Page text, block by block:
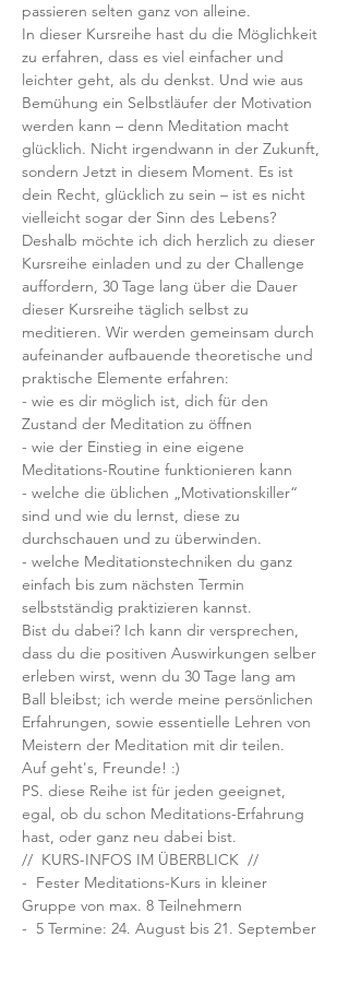
passieren selten ganz von alleine.
In dieser Kursreihe hast du die Möglichkeit
zu erfahren, dass es viel einfacher und
leichter geht, als du denkst. Und wie aus
Bemühung ein Selbstläufer der Motivation
werden kann – denn Meditation macht
glücklich. Nicht irgendwann in der Zukunft,
sondern Jetzt in diesem Moment. Es ist
dein Recht, glücklich zu sein – ist es nicht
vielleicht sogar der Sinn des Lebens?
Deshalb möchte ich dich herzlich zu dieser
Kursreihe einladen und zu der Challenge
auffordern, 30 Tage lang über die Dauer
dieser Kursreihe täglich selbst zu
meditieren. Wir werden gemeinsam durch
aufeinander aufbauende theoretische und
praktische Elemente erfahren:
- wie es dir möglich ist, dich für den
Zustand der Meditation zu öffnen
- wie der Einstieg in eine eigene
Meditations-Routine funktionieren kann
- welche die üblichen „Motivationskiller“
sind und wie du lernst, diese zu
durchschauen und zu überwinden.
- welche Meditationstechniken du ganz
einfach bis zum nächsten Termin
selbstständig praktizieren kannst.
Bist du dabei? Ich kann dir versprechen,
dass du die positiven Auswirkungen selber
erleben wirst, wenn du 30 Tage lang am
Ball bleibst; ich werde meine persönlichen
Erfahrungen, sowie essentielle Lehren von
Meistern der Meditation mit dir teilen.
Auf geht's, Freunde! :)
PS. diese Reihe ist für jeden geeignet,
egal, ob du schon Meditations-Erfahrung
hast, oder ganz neu dabei bist.
//  KURS-INFOS IM ÜBERBLICK  //
-  Fester Meditations-Kurs in kleiner
Gruppe von max. 8 Teilnehmern
-  5 Termine: 24. August bis 21. September